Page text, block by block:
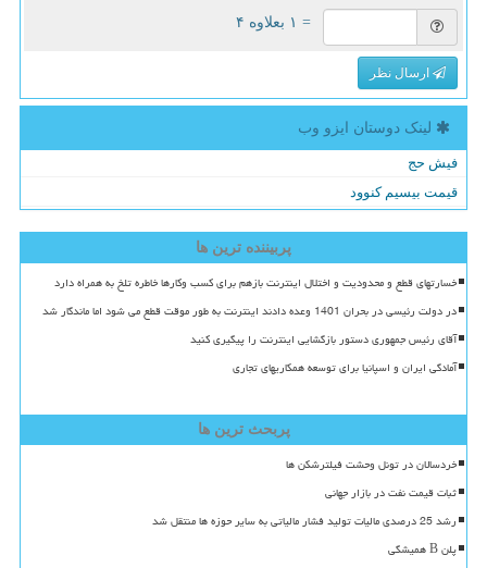
= ۱ بعلاوه ۴
ارسال نظر
لینک دوستان ایزو وب
فیش حج
قیمت بیسیم کنوود
پربیننده ترین ها
خسارتهای قطع و محدودیت و اختلال اینترنت بازهم برای کسب وکارها خاطره تلخ به همراه دارد
در دولت رئیسی در بحران 1401 وعده دادند اینترنت به طور موقت قطع می شود اما ماندگار شد
آقای رئیس جمهوری دستور بازگشایی اینترنت را پیگیری کنید
آمادگی ایران و اسپانیا برای توسعه همکاریهای تجاری
پربحث ترین ها
خردسالان در تونل وحشت فیلترشکن ها
ثبات قیمت نفت در بازار جهانی
رشد 25 درصدی مالیات تولید فشار مالیاتی به سایر حوزه ها منتقل شد
پلن B همیشگی